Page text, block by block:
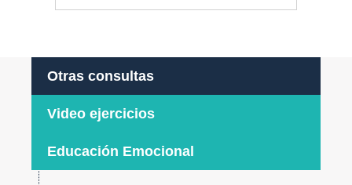
Otras consultas
Video ejercicios
Educación Emocional